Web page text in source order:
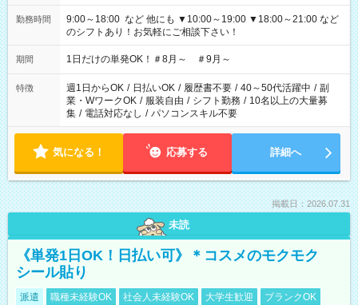
勤務時間
9:00～18:00 など 他にも ▼10:00～19:00 ▼18:00～21:00 など
のシフトあり！お気軽にご相談下さい！
期間 1日だけの単発OK！＃8月～ ＃9月～
特徴 週1日からOK / 日払いOK / 履歴書不要 / 40～50代活躍中 / 副
業・WワークOK / 服装自由 / シフト勤務 / 10名以上の大量募
集 / 電話対応なし / パソコンスキル不要
気になる！ 応募する 詳細へ
掲載日：2026.07.31
未読
《単発1日OK！日払い可》＊コスメのモクモク
シール貼り
派遣 職種未経験OK 社会人未経験OK 大学生歓迎
ブランクOK